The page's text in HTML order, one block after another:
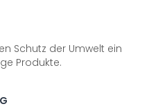
Schutz der Umwelt ein
Produkte.